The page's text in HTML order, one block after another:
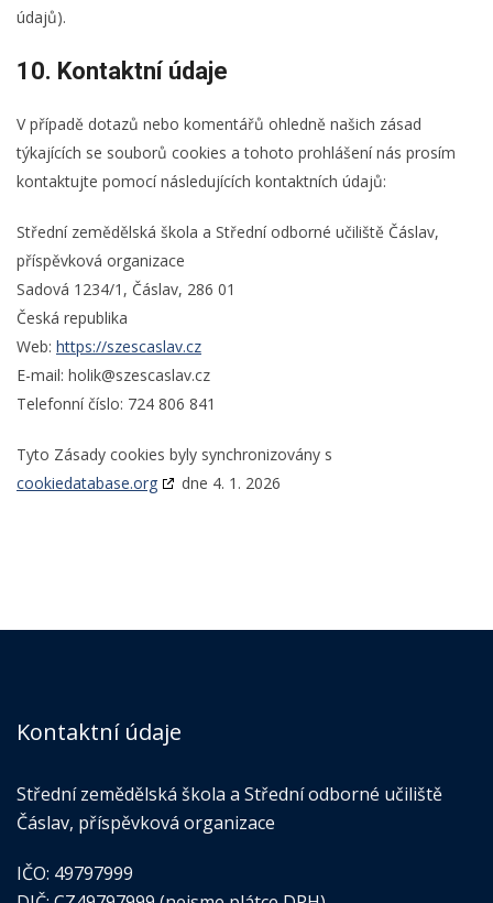
údajů).
10. Kontaktní údaje
V případě dotazů nebo komentářů ohledně našich zásad
týkajících se souborů cookies a tohoto prohlášení nás prosím
kontaktujte pomocí následujících kontaktních údajů:
Střední zemědělská škola a Střední odborné učiliště Čáslav,
příspěvková organizace
Sadová 1234/1, Čáslav, 286 01
Česká republika
Web: https://szescaslav.cz
E-mail: holik@szescaslav.cz
Telefonní číslo: 724 806 841
Tyto Zásady cookies byly synchronizovány s
cookiedatabase.org
dne 4. 1. 2026
Kontaktní údaje
Střední zemědělská škola a Střední odborné učiliště
Čáslav, příspěvková organizace
IČO: 49797999